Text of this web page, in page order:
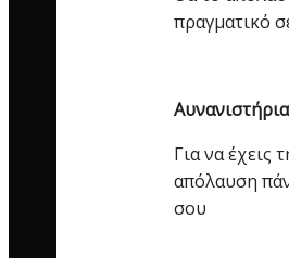
πραγματικό
Αυνανιστήρια
Για να έχεις
απόλαυση
σου